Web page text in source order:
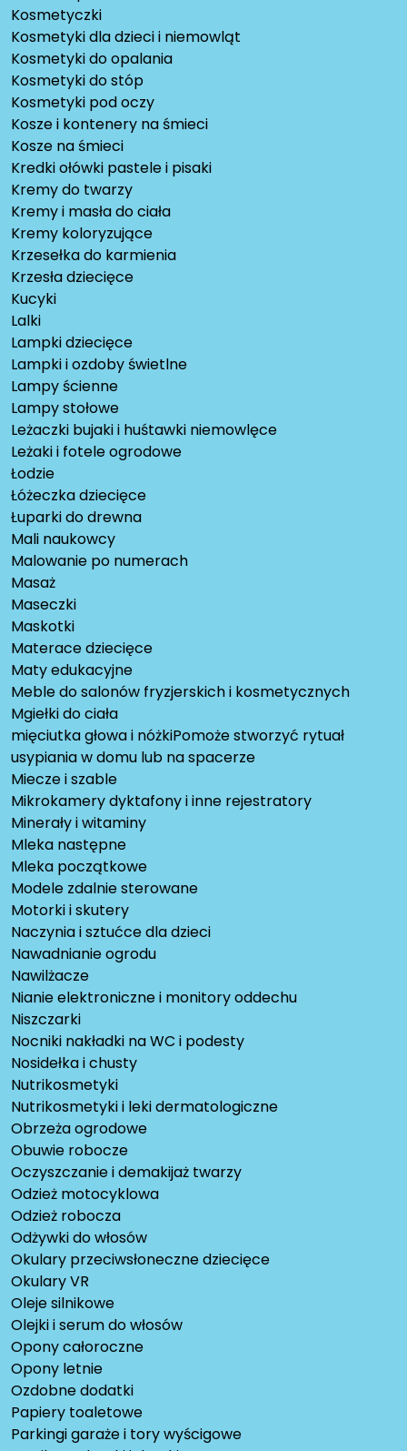
Kosmetyczki
Kosmetyki dla dzieci i niemowląt
Kosmetyki do opalania
Kosmetyki do stóp
Kosmetyki pod oczy
Kosze i kontenery na śmieci
Kosze na śmieci
Kredki ołówki pastele i pisaki
Kremy do twarzy
Kremy i masła do ciała
Kremy koloryzujące
Krzesełka do karmienia
Krzesła dziecięce
Kucyki
Lalki
Lampki dziecięce
Lampki i ozdoby świetlne
Lampy ścienne
Lampy stołowe
Leżaczki bujaki i huśtawki niemowlęce
Leżaki i fotele ogrodowe
Łodzie
Łóżeczka dziecięce
Łuparki do drewna
Mali naukowcy
Malowanie po numerach
Masaż
Maseczki
Maskotki
Materace dziecięce
Maty edukacyjne
Meble do salonów fryzjerskich i kosmetycznych
Mgiełki do ciała
mięciutka głowa i nóżkiPomoże stworzyć rytuał
usypiania w domu lub na spacerze
Miecze i szable
Mikrokamery dyktafony i inne rejestratory
Minerały i witaminy
Mleka następne
Mleka początkowe
Modele zdalnie sterowane
Motorki i skutery
Naczynia i sztućce dla dzieci
Nawadnianie ogrodu
Nawilżacze
Nianie elektroniczne i monitory oddechu
Niszczarki
Nocniki nakładki na WC i podesty
Nosidełka i chusty
Nutrikosmetyki
Nutrikosmetyki i leki dermatologiczne
Obrzeża ogrodowe
Obuwie robocze
Oczyszczanie i demakijaż twarzy
Odzież motocyklowa
Odzież robocza
Odżywki do włosów
Okulary przeciwsłoneczne dziecięce
Okulary VR
Oleje silnikowe
Olejki i serum do włosów
Opony całoroczne
Opony letnie
Ozdobne dodatki
Papiery toaletowe
Parkingi garaże i tory wyścigowe